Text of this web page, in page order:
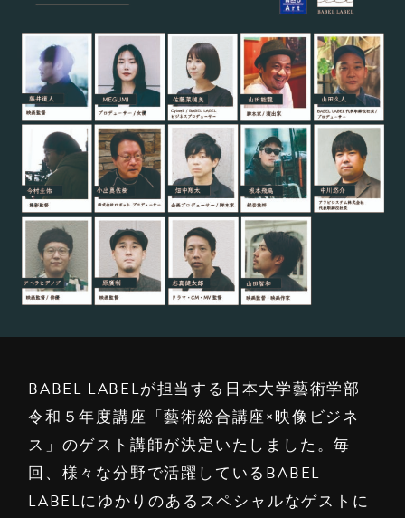
BABEL LABELが担当する日本大学藝術学部
令和５年度講座「藝術総合講座×映像ビジネ
ス」のゲスト講師が決定いたしました。毎
回、様々な分野で活躍しているBABEL
LABELにゆかりのあるスペシャルなゲストに